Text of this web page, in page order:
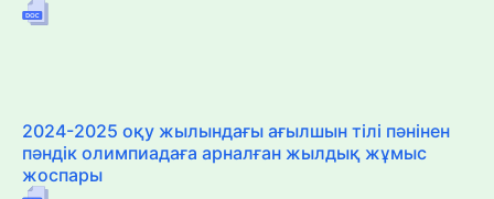
2024-2025 оқу жылындағы ағылшын тілі пәнінен
пәндік олимпиадаға арналған жылдық жұмыс
жоспары